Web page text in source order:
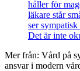
Det är inte
Mer från: Vård på
ansvar i modern